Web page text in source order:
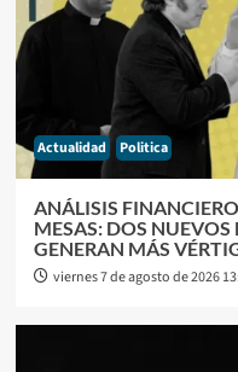
Actualidad Politica
ANÁLISIS
MESAS: DOS NUEVOS
GENERAN MÁS
viernes 7 de agosto de 2026